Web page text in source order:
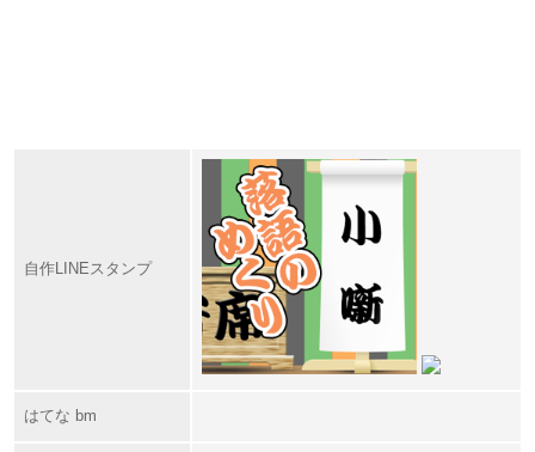
自作LINEスタンプ
はてな bm